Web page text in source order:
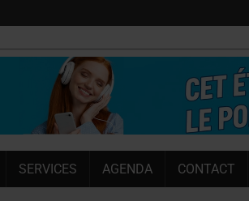
SERVICES AGENDA CONTACT